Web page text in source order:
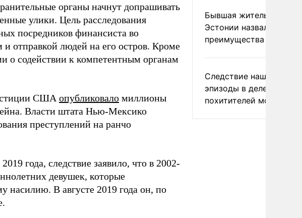
органы начнут допрашивать
улики. Цель расследования
посредников финансиста во
отправкой людей на его остров. Кроме
о содействии к компетентным органам
США опубликовало миллионы
Власти штата Нью-Мексико
преступлений на ранчо
года, следствие заявило, что в 2002-
девушек, которые
насилию. В августе 2019 года он, по
Бывшая жительница
Эстонии назвала
преимущества России
Следствие нашло
эпизоды в деле
похитителей москвичек